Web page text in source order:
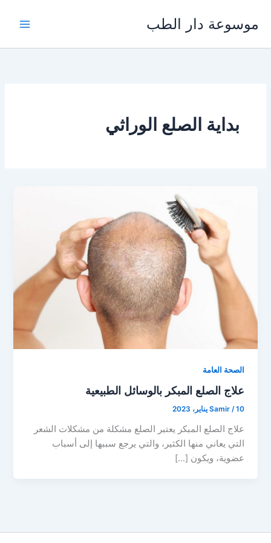
المحتوى
موسوعة دار الطب
بداية الصلع الوراثي
الصحة العامة
علاج الصلع المبكر بالوسائل الطبيعية
Samir /10 يناير، 2023
علاج الصلع المبكر يعتبر الصلع مشكلة من مشكلات الشعر
التي يعاني منها الكثير، والتي يرجع سببها إلى أسباب
عضوية، ويكون […]